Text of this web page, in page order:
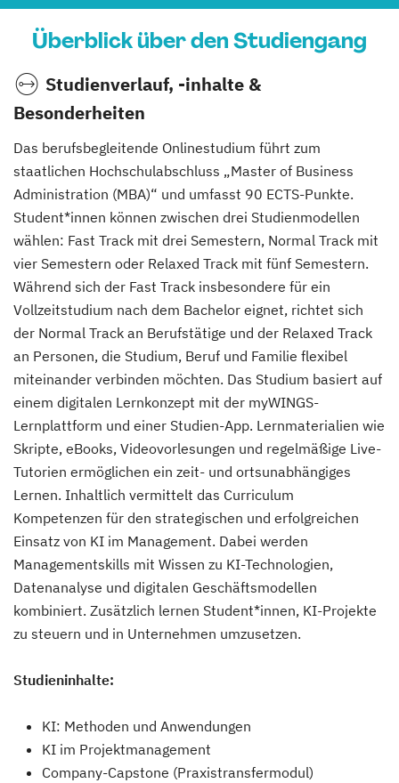
Überblick über den Studiengang
Studienverlauf, -inhalte &
Besonderheiten
Das berufsbegleitende Onlinestudium führt zum
staatlichen Hochschulabschluss „Master of Business
Administration (MBA)“ und umfasst 90 ECTS-Punkte.
Student*innen können zwischen drei Studienmodellen
wählen: Fast Track mit drei Semestern, Normal Track mit
vier Semestern oder Relaxed Track mit fünf Semestern.
Während sich der Fast Track insbesondere für ein
Vollzeitstudium nach dem Bachelor eignet, richtet sich
der Normal Track an Berufstätige und der Relaxed Track
an Personen, die Studium, Beruf und Familie flexibel
miteinander verbinden möchten. Das Studium basiert auf
einem digitalen Lernkonzept mit der myWINGS-
Lernplattform und einer Studien-App. Lernmaterialien wie
Skripte, eBooks, Videovorlesungen und regelmäßige Live-
Tutorien ermöglichen ein zeit- und ortsunabhängiges
Lernen. Inhaltlich vermittelt das Curriculum
Kompetenzen für den strategischen und erfolgreichen
Einsatz von KI im Management. Dabei werden
Managementskills mit Wissen zu KI-Technologien,
Datenanalyse und digitalen Geschäftsmodellen
kombiniert. Zusätzlich lernen Student*innen, KI-Projekte
zu steuern und in Unternehmen umzusetzen.
Studieninhalte:
KI: Methoden und Anwendungen
KI im Projektmanagement
Company-Capstone (Praxistransfermodul)